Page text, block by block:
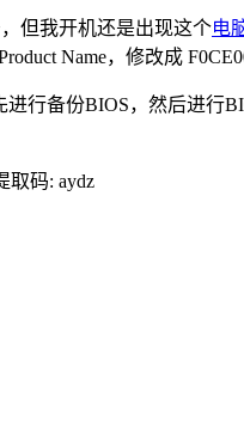
但我开机还是出现这个电
Name，修改成
行备份BIOS，然后进行
码: aydz